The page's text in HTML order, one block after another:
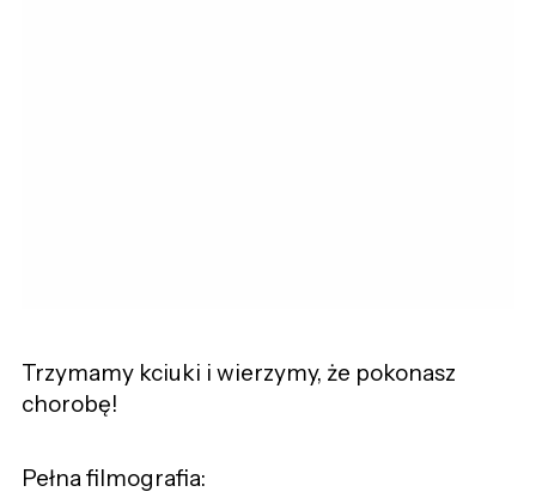
Trzymamy kciuki i wierzymy, że pokonasz
chorobę!
Pełna filmografia: